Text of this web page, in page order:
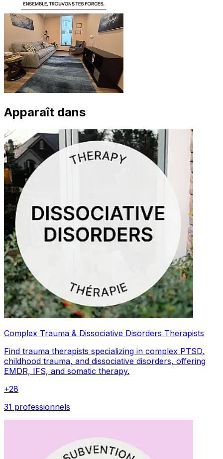
Apparaît dans
Complex Trauma & Dissociative Disorders Therapists
Find trauma therapists specializing in complex PTSD,
childhood trauma, and dissociative disorders, offering
EMDR, IFS, and somatic therapy.
+28
31 professionnels